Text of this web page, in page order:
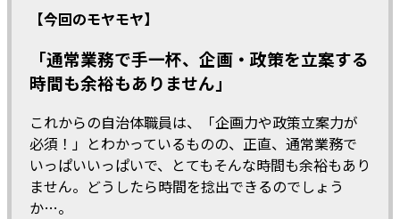
【今回のモヤモヤ】
「通常業務で手一杯、企画・政策を立案する
時間も余裕もありません」
これからの自治体職員は、「企画力や政策立案力が
必須！」とわかっているものの、正直、通常業務で
いっぱいいっぱいで、とてもそんな時間も余裕もあり
ません。どうしたら時間を捻出できるのでしょう
か…。